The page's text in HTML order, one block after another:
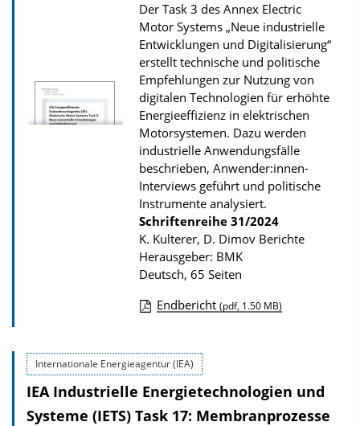
s
z
u
r
P
u
b
l
i
k
a
t
i
o
Der Task 3 des Annex Electric
Motor Systems „Neue industrielle
Entwicklungen und Digitalisierung“
erstellt technische und politische
Empfehlungen zur Nutzung von
digitalen Technologien für erhöhte
Energieeffizienz in elektrischen
Motorsystemen. Dazu werden
industrielle Anwendungsfälle
beschrieben, Anwender:innen-
Interviews geführt und politische
Instrumente analysiert.
Schriftenreihe 31/2024
K. Kulterer, D. Dimov Berichte
Herausgeber: BMK
Deutsch, 65 Seiten
w
n
l
Endbericht (pdf, 1.50 MB)
Internationale Energieagentur (IEA)
IEA Industrielle Energietechnologien und
Systeme (IETS) Task 17: Membranprozesse